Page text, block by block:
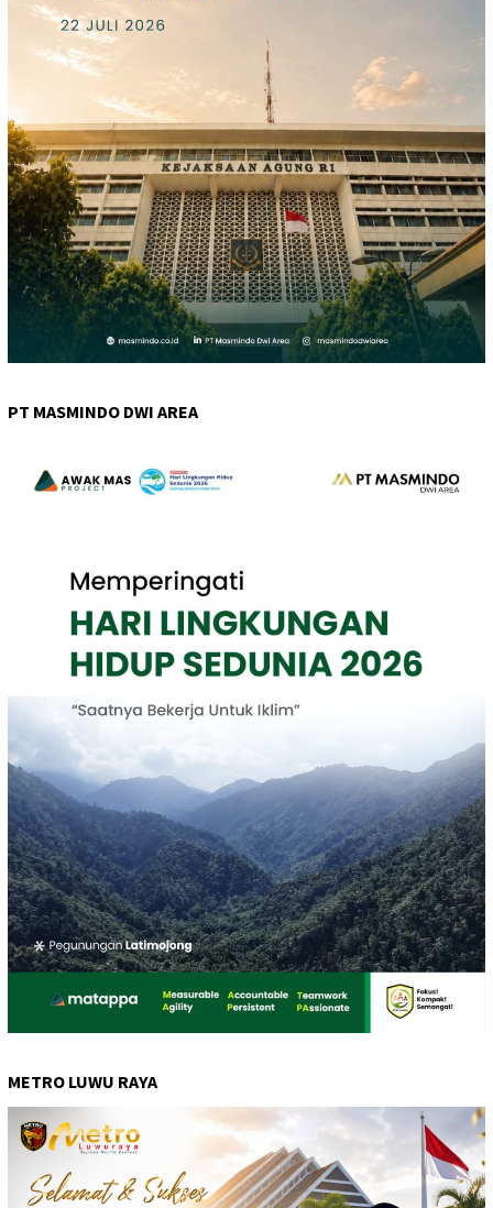
PT MASMINDO DWI AREA
METRO LUWU RAYA